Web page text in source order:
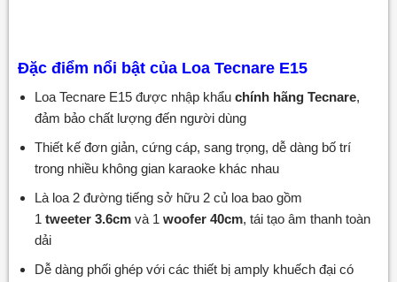
Đặc điểm nổi bật của Loa Tecnare E15
Loa Tecnare E15 được nhập khẩuchính hãng Tecnare,
đảm bảo chất lượng đến người dùng
Thiết kế đơn giản, cứng cáp, sang trọng, dễ dàng bố trí
trong nhiều không gian karaoke khác nhau
Là loa 2 đường tiếng sở hữu 2 củ loa bao gồm
1tweeter 3.6cm và 1woofer 40cm, tái tạo âm thanh toàn
dải
Dễ dàng phối ghép với các thiết bị amply khuếch đại có